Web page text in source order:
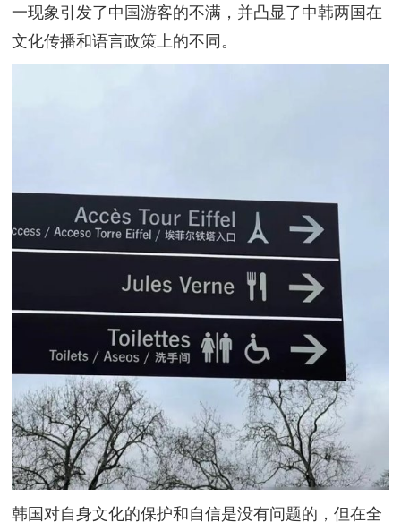
一现象引发了中国游客的不满，并凸显了中韩两国在
文化传播和语言政策上的不同。
韩国对自身文化的保护和自信是没有问题的，但在全